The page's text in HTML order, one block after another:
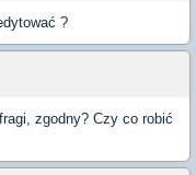
?
zgodny? Czy co robić